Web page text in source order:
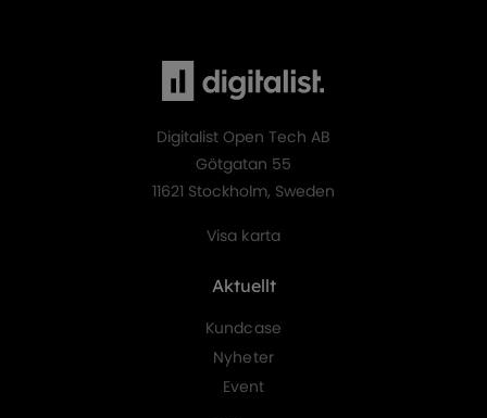
Digitalist Open Tech AB
Götgatan 55
11621 Stockholm, Sweden
Visa karta
Aktuellt
Kundcase
Nyheter
Event